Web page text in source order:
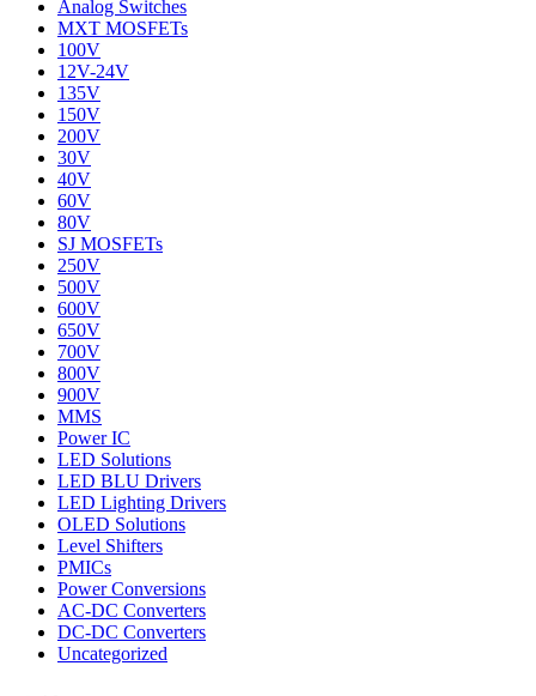
Analog Switches
MXT MOSFETs
100V
12V-24V
135V
150V
200V
30V
40V
60V
80V
SJ MOSFETs
250V
500V
600V
650V
700V
800V
900V
MMS
Power IC
LED Solutions
LED BLU Drivers
LED Lighting Drivers
OLED Solutions
Level Shifters
PMICs
Power Conversions
AC-DC Converters
DC-DC Converters
Uncategorized